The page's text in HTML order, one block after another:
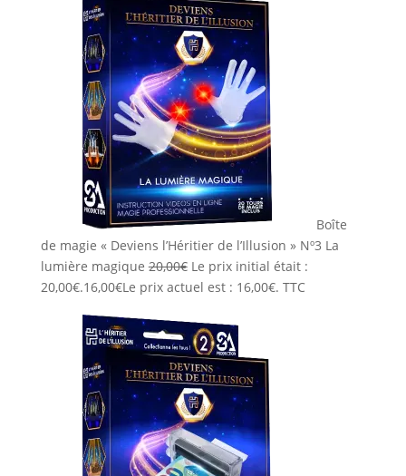
Boîte
de magie « Deviens l’Héritier de l’Illusion » Nº3 La
lumière magique 20,00€ Le prix initial était :
20,00€.16,00€Le prix actuel est : 16,00€. TTC